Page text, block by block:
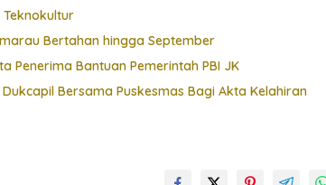
Teknokultur
Bertahan hingga September
Penerima Bantuan Pemerintah PBI JK
Bersama Puskesmas Bagi Akta Kelahiran